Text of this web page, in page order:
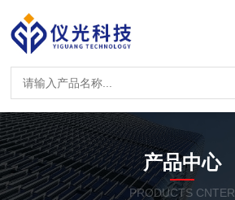
产品中心
PRODUCTS CNTER